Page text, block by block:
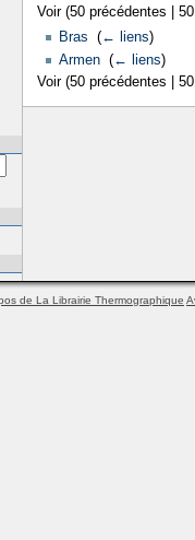
Voir (50 précédentes |
Bras (← liens)
Armen‎ (← liens)
Voir (50 précédentes |
de La Librairie Thermographique